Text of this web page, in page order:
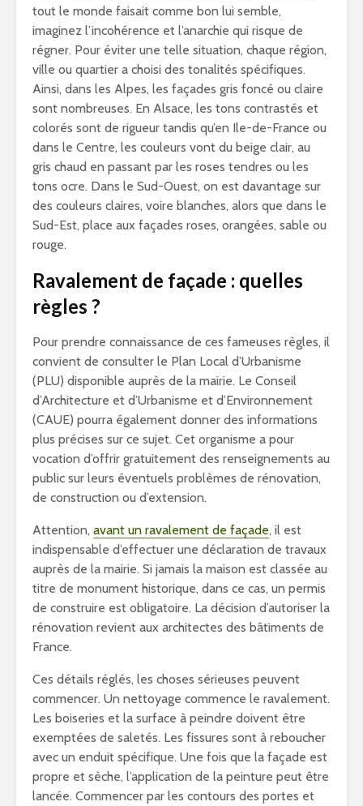
tout le monde faisait comme bon lui semble,
imaginez l’incohérence et l’anarchie qui risque de
régner. Pour éviter une telle situation, chaque région,
ville ou quartier a choisi des tonalités spécifiques.
Ainsi, dans les Alpes, les façades gris foncé ou claire
sont nombreuses. En Alsace, les tons contrastés et
colorés sont de rigueur tandis qu’en Ile-de-France ou
dans le Centre, les couleurs vont du beige clair, au
gris chaud en passant par les roses tendres ou les
tons ocre. Dans le Sud-Ouest, on est davantage sur
des couleurs claires, voire blanches, alors que dans le
Sud-Est, place aux façades roses, orangées, sable ou
rouge.
Ravalement de façade : quelles
règles ?
Pour prendre connaissance de ces fameuses règles, il
convient de consulter le Plan Local d’Urbanisme
(PLU) disponible auprès de la mairie. Le Conseil
d’Architecture et d’Urbanisme et d’Environnement
(CAUE) pourra également donner des informations
plus précises sur ce sujet. Cet organisme a pour
vocation d’offrir gratuitement des renseignements au
public sur leurs éventuels problèmes de rénovation,
de construction ou d’extension.
Attention, avant un ravalement de façade, il est
indispensable d’effectuer une déclaration de travaux
auprès de la mairie. Si jamais la maison est classée au
titre de monument historique, dans ce cas, un permis
de construire est obligatoire. La décision d’autoriser la
rénovation revient aux architectes des bâtiments de
France.
Ces détails réglés, les choses sérieuses peuvent
commencer. Un nettoyage commence le ravalement.
Les boiseries et la surface à peindre doivent être
exemptées de saletés. Les fissures sont à reboucher
avec un enduit spécifique. Une fois que la façade est
propre et sèche, l’application de la peinture peut être
lancée. Commencer par les contours des portes et